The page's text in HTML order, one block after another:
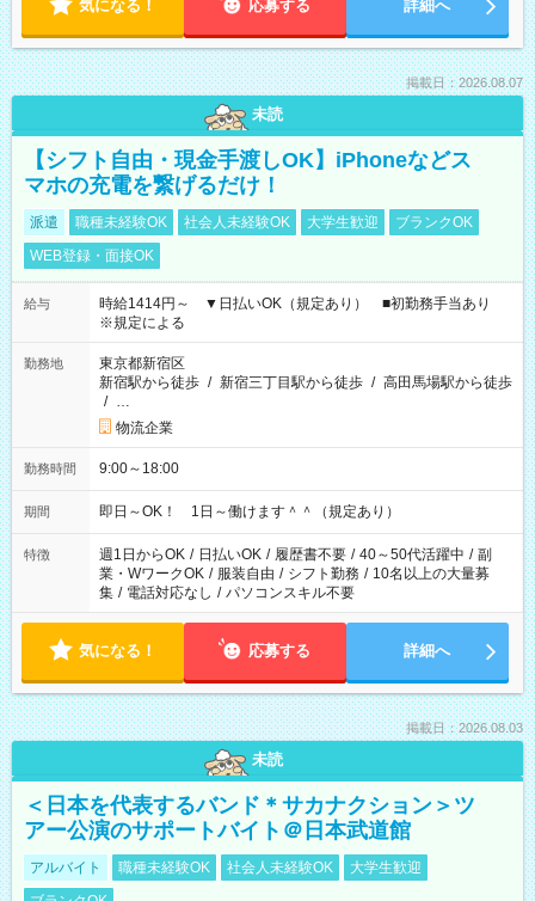
気になる！ 応募する 詳細へ
掲載日：2026.08.07
未読
【シフト自由・現金手渡しOK】iPhoneなどス
マホの充電を繋げるだけ！
派遣 職種未経験OK 社会人未経験OK 大学生歓迎
ブランクOK
WEB登録・面接OK
給与
時給1414円～ ▼日払いOK（規定あり） ■初勤務手当あり
※規定による
勤務地
東京都新宿区
新宿駅から徒歩 / 新宿三丁目駅から徒歩 / 高田馬場駅から徒歩
/ …
物流企業
勤務時間 9:00～18:00
期間 即日～OK！ 1日～働けます＾＾（規定あり）
特徴 週1日からOK / 日払いOK / 履歴書不要 / 40～50代活躍中 / 副
業・WワークOK / 服装自由 / シフト勤務 / 10名以上の大量募
集 / 電話対応なし / パソコンスキル不要
気になる！ 応募する 詳細へ
掲載日：2026.08.03
未読
＜日本を代表するバンド＊サカナクション＞ツ
アー公演のサポートバイト＠日本武道館
アルバイト 職種未経験OK 社会人未経験OK
大学生歓迎